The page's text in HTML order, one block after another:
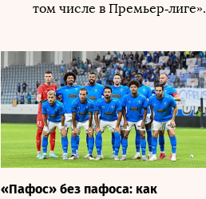
том числе в Премьер‑лиге».
«Пафос» без пафоса: как